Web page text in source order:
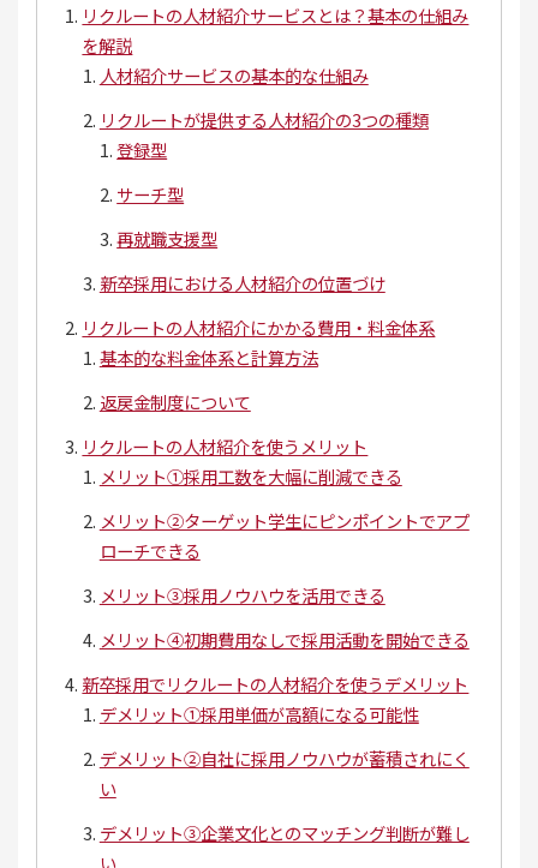
リクルートの人材紹介サービスとは？基本の仕組み
を解説
人材紹介サービスの基本的な仕組み
リクルートが提供する人材紹介の3つの種類
登録型
サーチ型
再就職支援型
新卒採用における人材紹介の位置づけ
リクルートの人材紹介にかかる費用・料金体系
基本的な料金体系と計算方法
返戻金制度について
リクルートの人材紹介を使うメリット
メリット①採用工数を大幅に削減できる
メリット②ターゲット学生にピンポイントでアプ
ローチできる
メリット③採用ノウハウを活用できる
メリット④初期費用なしで採用活動を開始できる
新卒採用でリクルートの人材紹介を使うデメリット
デメリット①採用単価が高額になる可能性
デメリット②自社に採用ノウハウが蓄積されにく
い
デメリット③企業文化とのマッチング判断が難し
い